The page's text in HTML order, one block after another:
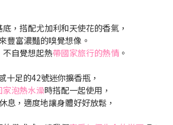
，搭配尤加利和天使花的香氣，
豐富濃豔的嗅覺想像。
自覺想起熱帶國家旅行的熱情 。
十足的42號迷你擴香瓶，
家泡熱水澡時搭配一起使用，
息，適度地讓身體好好放鬆，